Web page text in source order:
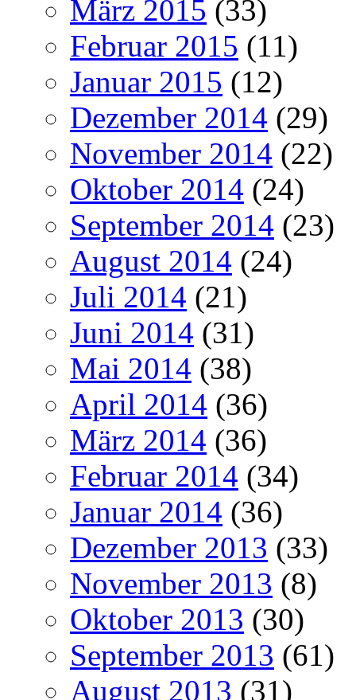
März 2015 (33)
Februar 2015 (11)
Januar 2015 (12)
Dezember 2014 (29)
November 2014 (22)
Oktober 2014 (24)
September 2014 (23)
August 2014 (24)
Juli 2014 (21)
Juni 2014 (31)
Mai 2014 (38)
April 2014 (36)
März 2014 (36)
Februar 2014 (34)
Januar 2014 (36)
Dezember 2013 (33)
November 2013 (8)
Oktober 2013 (30)
September 2013 (61)
August 2013 (31)